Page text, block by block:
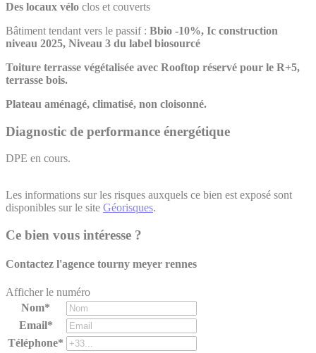
Des locaux vélo clos et couverts
Bâtiment tendant vers le passif : Bbio -10%, Ic construction
niveau 2025, Niveau 3 du label biosourcé
Toiture terrasse végétalisée avec Rooftop réservé pour le R+5,
terrasse bois.
Plateau aménagé, climatisé, non cloisonné.
Diagnostic de performance énergétique
DPE en cours.
Les informations sur les risques auxquels ce bien est exposé sont
disponibles sur le site Géorisques.
Ce bien vous intéresse ?
Contactez l'agence tourny meyer rennes
Afficher le numéro
Nom*
Email*
Téléphone*